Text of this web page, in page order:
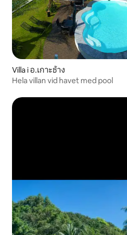
Villa i อ.เกาะช้าง
Hela villan vid havet med pool